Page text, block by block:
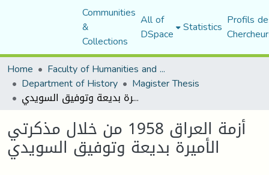
Communities
&
Collections
All of
DSpace Statistics Profils
Home
Faculty of Humanities and Social Sciences
Department of History Magister Thesis
أزمة العراق 1958 من خلال مذكرتي الأميرة بديعة وتوفيق السويدي
أزمة العراق 1958 من خلال مذكرتي
الأميرة بديعة وتوفيق السويدي